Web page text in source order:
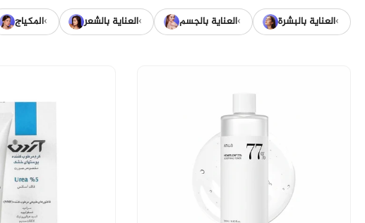
العناية بالبشرة› العناية بالجسم› العناية بالشعر› المكياج›